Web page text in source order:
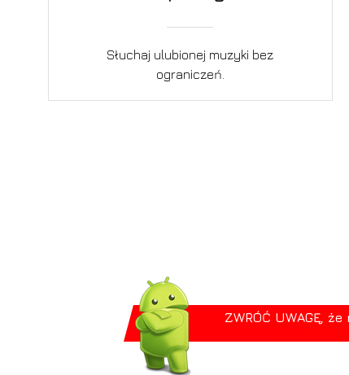
Słuchaj ulubionej muzyki bez
ograniczeń.
ZWRÓĆ UWAGĘ,